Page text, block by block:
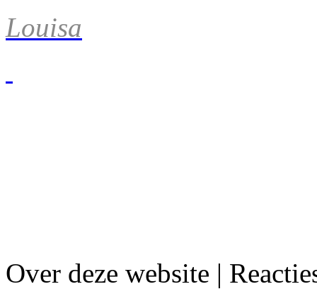
Louisa
Over deze website |